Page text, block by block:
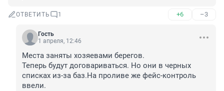
ОТВЕТИТЬ 1 +6 –3
Гость
1 апреля, 12:46
Места заняты хозяевами берегов.
Теперь будут договариваться. Но они в черных
списках из-за баз.На проливе же фейс-контроль
ввели.